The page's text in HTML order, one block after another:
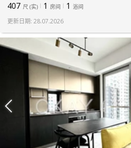
407 尺 (实) 1 房间 1 浴间
更新日期: 28.07.2026